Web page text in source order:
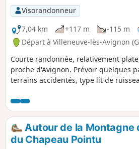
Visorandonneur
7,04 km
+117 m -115 m
Départ à Villeneuve-lès-Avignon
Courte randonnée, relativement
proche d'Avignon. Prévoir quelques
terrains accidentés, type lit de
falaise, terrain rocheux en pente qui
mouillé. Le circuit reste néanmoins
jolis points de vue. Faisable en
non sensibles aux vertiges, ou
crochets en bord du Rhône, avant
Autour de la Montagne
du Chapeau Pointu